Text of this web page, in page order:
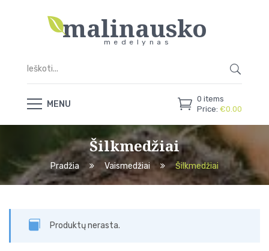
malinausko
medelynas
0 items
Price: €0.00
MENU
Šilkmedžiai
Pradžia Vaismedžiai Šilkmedžiai
Produktų nerasta.